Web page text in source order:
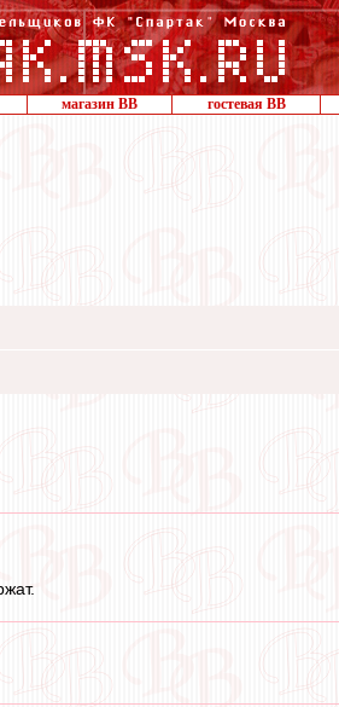
магазин ВВ гостевая ВВ